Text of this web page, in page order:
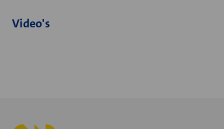
Video's